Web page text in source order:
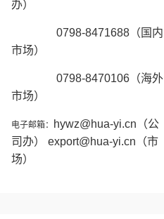
办）
0798-8471688（国内
市场）
0798-8470106 （海外
市场）
电子邮箱： hywz@hua-yi.cn （公
司办）
export@hua-yi.cn （市
场）